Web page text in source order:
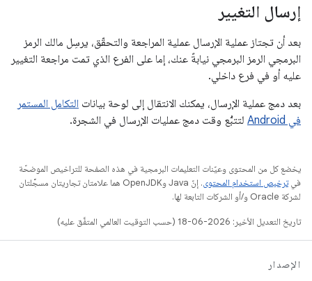
إرسال التغيير
بعد أن تجتاز عملية الإرسال عملية المراجعة والتحقّق، يرسِل مالك الرمز
البرمجي الرمز البرمجي نيابةً عنك، إما على الفرع الذي تمت مراجعة التغيير
عليه أو في فرع داخلي.
بعد دمج عملية الإرسال، يمكنك الانتقال إلى لوحة بيانات التكامل المستمر
في Android
لتتبُّع وقت دمج عمليات الإرسال في الشجرة.
يخضع كل من المحتوى وعيّنات التعليمات البرمجية في هذه الصفحة للتراخيص الموضحّة
فيترخيص استخدام المحتوى
. إنّ Java وOpenJDK هما علامتان تجاريتان مسجَّلتان
لشركة Oracle و/أو الشركات التابعة لها.
تاريخ التعديل الأخير: 2026-06-18 (حسب التوقيت العالمي المتفَّق عليه)
الإصدار